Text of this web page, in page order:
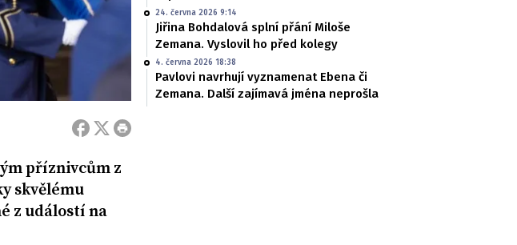
příznivcům z
skvělému
z událostí na
24. června 2026 9:14
Jiřina Bohdalová splní přání Miloše
Zemana. Vyslovil ho před kolegy
4. června 2026 18:38
Pavlovi navrhují vyznamenat Ebena či
Zemana. Další zajímavá jména neprošla